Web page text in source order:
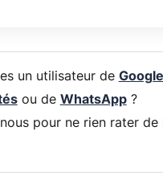
un utilisateur de Google
ou de WhatsApp?
pour ne rien rater de